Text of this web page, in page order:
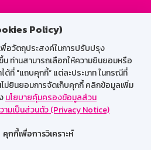
Policy)
พื่อวัตถุประสงค์ในการปรับปรุง
ท่านสามารถเลือกให้ความยินยอมหรือ
ด้ที่ "แถบคุกกี้” แต่ละประเภท ในกรณีที่
ไม่ยินยอมการจัดเก็บคุกกี้ คลิกข้อมูลเพิ่ม
นโยบายคุ้มครองข้อมูลส่วน
ามเป็นส่วนตัว (Privacy Notice)
คุกกี้เพื่อการวิเคราะห์
Society:
บพนักงาน
Wisdom
M-Search
สู่ระบบเน็ตเมล